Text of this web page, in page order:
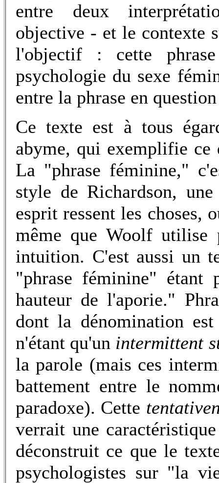
entre deux
objective - et le contexte
l'objectif : cette
psychologie du sexe
entre la phrase en
Ce texte est à tous
abyme, qui exemplifie
La "phrase féminine,"
style de Richardson,
esprit ressent les
même que Woolf utilise
intuition. C'est aussi un
"phrase féminine" étant
hauteur de l'aporie."
dont la dénomination
n'étant qu'un intermittent
la parole (mais ces
battement entre le
paradoxe). Cette
verrait une
déconstruit ce que le
psychologistes sur "la